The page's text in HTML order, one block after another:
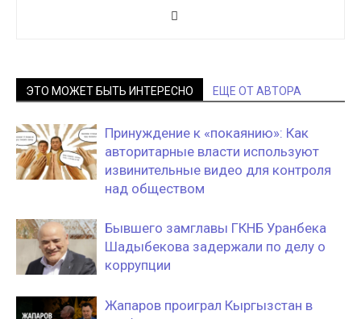
ЭТО МОЖЕТ БЫТЬ ИНТЕРЕСНО ЕЩЕ ОТ АВТОРА
Принуждение к «покаянию»: Как
авторитарные власти используют
извинительные видео для контроля
над обществом
Бывшего замглавы ГКНБ Уранбека
Шадыбекова задержали по делу о
коррупции
Жапаров проиграл Кыргызстан в